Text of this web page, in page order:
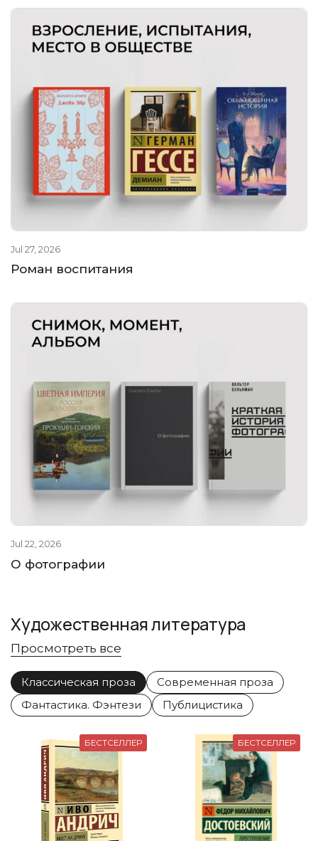
Jul 27, 2026
Роман воспитания
Jul 22, 2026
О фотографии
Художественная литература
Просмотреть все
Классическая проза
Современная проза
Фантастика. Фэнтези
Публицистика
БЕСТСЕЛЛЕР БЕСТСЕЛЛЕР